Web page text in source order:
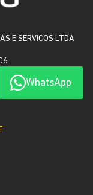
WhatsApp
E SERVICOS LTDA